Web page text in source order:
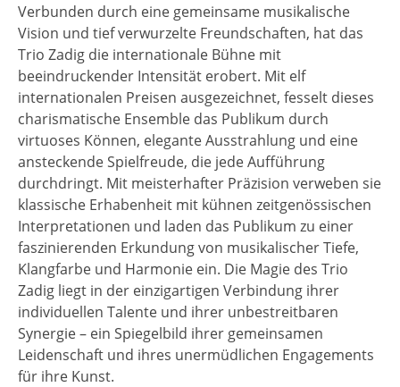
Verbunden durch eine gemeinsame musikalische
Vision und tief verwurzelte Freundschaften, hat das
Trio Zadig die internationale Bühne mit
beeindruckender Intensität erobert. Mit elf
internationalen Preisen ausgezeichnet, fesselt dieses
charismatische Ensemble das Publikum durch
virtuoses Können, elegante Ausstrahlung und eine
ansteckende Spielfreude, die jede Aufführung
durchdringt. Mit meisterhafter Präzision verweben sie
klassische Erhabenheit mit kühnen zeitgenössischen
Interpretationen und laden das Publikum zu einer
faszinierenden Erkundung von musikalischer Tiefe,
Klangfarbe und Harmonie ein. Die Magie des Trio
Zadig liegt in der einzigartigen Verbindung ihrer
individuellen Talente und ihrer unbestreitbaren
Synergie – ein Spiegelbild ihrer gemeinsamen
Leidenschaft und ihres unermüdlichen Engagements
für ihre Kunst.